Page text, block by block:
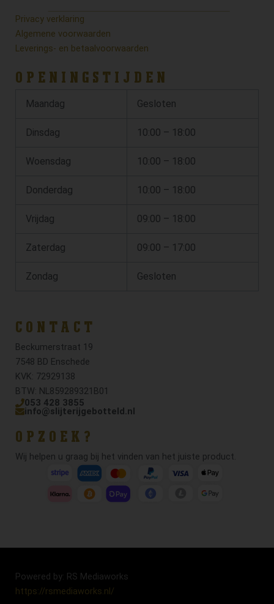
Privacy verklaring
Algemene voorwaarden
Leverings- en betaalvoorwaarden
OPENINGSTIJDEN
Maandag Gesloten
Dinsdag 10:00 – 18:00
Woensdag 10:00 – 18:00
Donderdag 10:00 – 18:00
Vrijdag 09:00 – 18:00
Zaterdag 09:00 – 17:00
Zondag Gesloten
CONTACT
Beckumerstraat 19
7548 BD Enschede
KVK: 72929138
BTW: NL859289321B01
053 428 3855
info@slijterijgebotteld.nl
OPZOEK?
Wij helpen u graag bij het vinden van het juiste product.
Powered by: RS Mediaworks
https://rsmediaworks.nl/